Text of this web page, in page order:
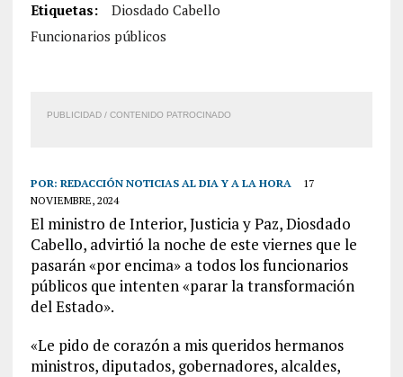
Etiquetas:
Diosdado Cabello
Funcionarios públicos
PUBLICIDAD / CONTENIDO PATROCINADO
POR: REDACCIÓN NOTICIAS AL DIA Y A LA HORA
17
NOVIEMBRE, 2024
El ministro de Interior, Justicia y Paz, Diosdado
Cabello, advirtió la noche de este viernes que le
pasarán «por encima» a todos los funcionarios
públicos que intenten «parar la transformación
del Estado».
«Le pido de corazón a mis queridos hermanos
ministros, diputados, gobernadores, alcaldes,